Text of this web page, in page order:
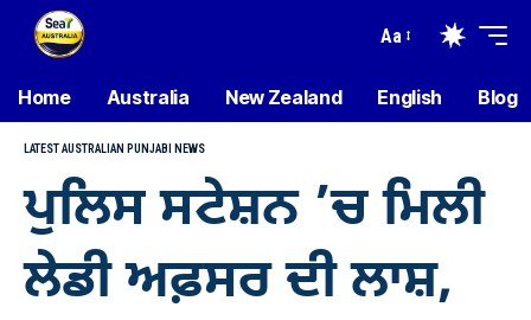
Aa
Home Australia New Zealand English Blog
LATEST AUSTRALIAN PUNJABI NEWS
ਪੁਲਿਸ ਸਟੇਸ਼ਨ ’ਚ ਮਿਲੀ
ਲੇਡੀ ਅਫ਼ਸਰ ਦੀ ਲਾਸ਼,